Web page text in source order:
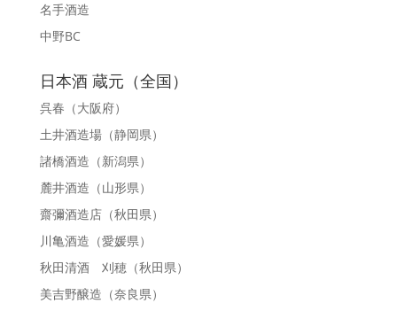
名手酒造
中野BC
日本酒 蔵元（全国）
呉春 （大阪府）
土井酒造場（静岡県）
諸橋酒造 （新潟県）
麓井酒造 （山形県）
齋彌酒造店（秋田県）
川亀酒造 （愛媛県）
秋田清酒 刈穂（秋田県）
美吉野醸造 （奈良県）